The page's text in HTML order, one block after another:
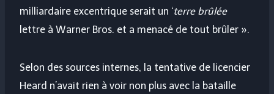
milliardaire excentrique serait un ‘terre brûlée
lettre à Warner Bros. et a menacé de tout brûler ».
Selon des sources internes, la tentative de licencier
Heard n’avait rien à voir non plus avec la bataille